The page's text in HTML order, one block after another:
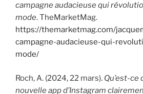
campagne audacieuse qui
mode. TheMarketMag.
https://themarketmag.com/
campagne-audacieuse-qui-
mode/
Roch, A. (2024, 22 mars). Qu’est-ce
nouvelle app d’Instagram